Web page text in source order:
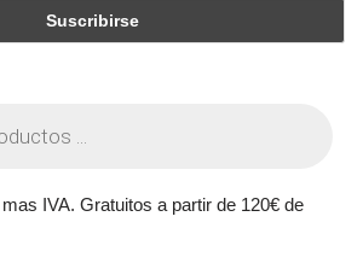
IVA. Gratuitos a partir de 120€ de